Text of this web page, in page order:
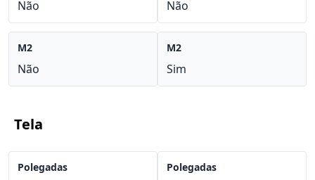
Não
M2
Não
Não
M2
Sim
Tela
Polegadas Polegadas